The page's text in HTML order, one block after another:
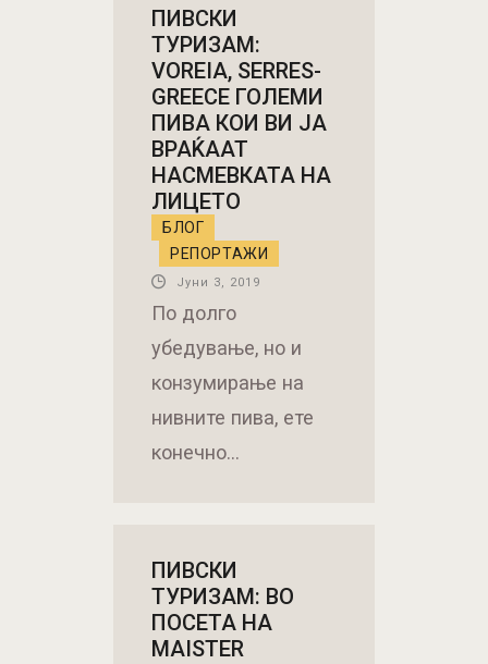
ВРАЌААТ
НАСМЕВКАТА НА
ЛИЦЕТО
БЛОГ
РЕПОРТАЖИ
Јуни 3, 2019
По долго
убедување, но и
конзумирање на
нивните пива, ете
конечно…
ПИВСКИ
ТУРИЗАМ: ВО
КАМНИК
СЛОВЕНИЈА
БЛОГ
РЕПОРТАЖИ